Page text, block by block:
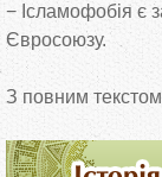
− Ісламофобія є
Євросоюзу.
З повним